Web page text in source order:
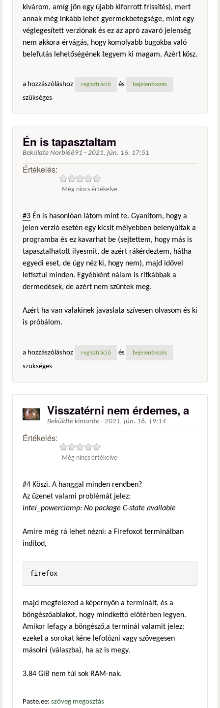
kivárom, amíg jön egy újabb kiforrott frissítés), mert
annak még inkább lehet gyermekbetegsége, mint egy
véglegesített verziónak és ez az apró zavaró jelenség
nem akkora érvágás, hogy komolyabb bugokba való
belefutás lehetőségének tegyem ki magam. Azért kösz.
a hozzászóláshoz regisztráció és bejelentkezés
szükséges
Én is tapasztaltam
Beküldte Norbi6891 - 2021. jún. 16. 17:51
Értékelés:
Még nincs értékelve
#3 Én is hasonlóan látom mint te. Gyanítom, hogy a
jelen verzió esetén egy kicsit mélyebben belenyúltak a
programba és ez kavarhat be (sejtettem, hogy más is
tapasztalhatott ilyesmit, de azért rákérdeztem, hátha
egyedi eset, de úgy néz ki, hogy nem), majd idővel
letisztul minden. Egyébként nálam is ritkábbak a
dermedések, de azért nem szűntek meg.
Azért ha van valakinek javaslata szívesen olvasom és ki
is próbálom.
a hozzászóláshoz regisztráció és bejelentkezés
szükséges
Visszatérni nem érdemes, a
Beküldte kimarite - 2021. jún. 16. 19:14
Értékelés:
Még nincs értékelve
#4 Köszi. A hanggal minden rendben?
Az üzenet valami problémát jelez:
intel_powerclamp: No package C-state available
Amire még rá lehet nézni: a Firefoxot terminálban
indítod,
firefox
majd megfelezed a képernyőn a terminált, és a
böngészőablakot, hogy mindkettő előtérben legyen.
Amikor lefagy a böngésző,a terminál valamit jelez:
ezeket a sorokat kéne lefotózni vagy szövegesen
másolni (válaszba), ha az is megy.
3.84 GiB nem túl sok RAM-nak.
Paste.ee: szöveg megosztás